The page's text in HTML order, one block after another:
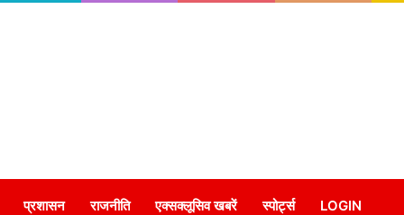
प्रशासन राजनीति एक्सक्लूसिव खबरें स्पोर्ट्स LOGIN